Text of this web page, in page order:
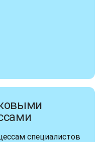
специалистов